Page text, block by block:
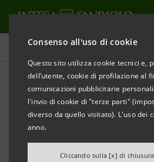
Consenso all'uso di cookie
Questo sito utilizza cookie tecnici e,
dell’utente, cookie di profilazione al
comunicazioni pubblicitarie
l'invio di cookie di "terze parti"
diverso da quello visitato). L'uso dei
anno.
Cliccando sulla [x] di
Comunicati stampa
STAMPA AGGIORNA
INTESA SANPAOLO:
2007
Torino, Milano, 30 gennaio 2007–